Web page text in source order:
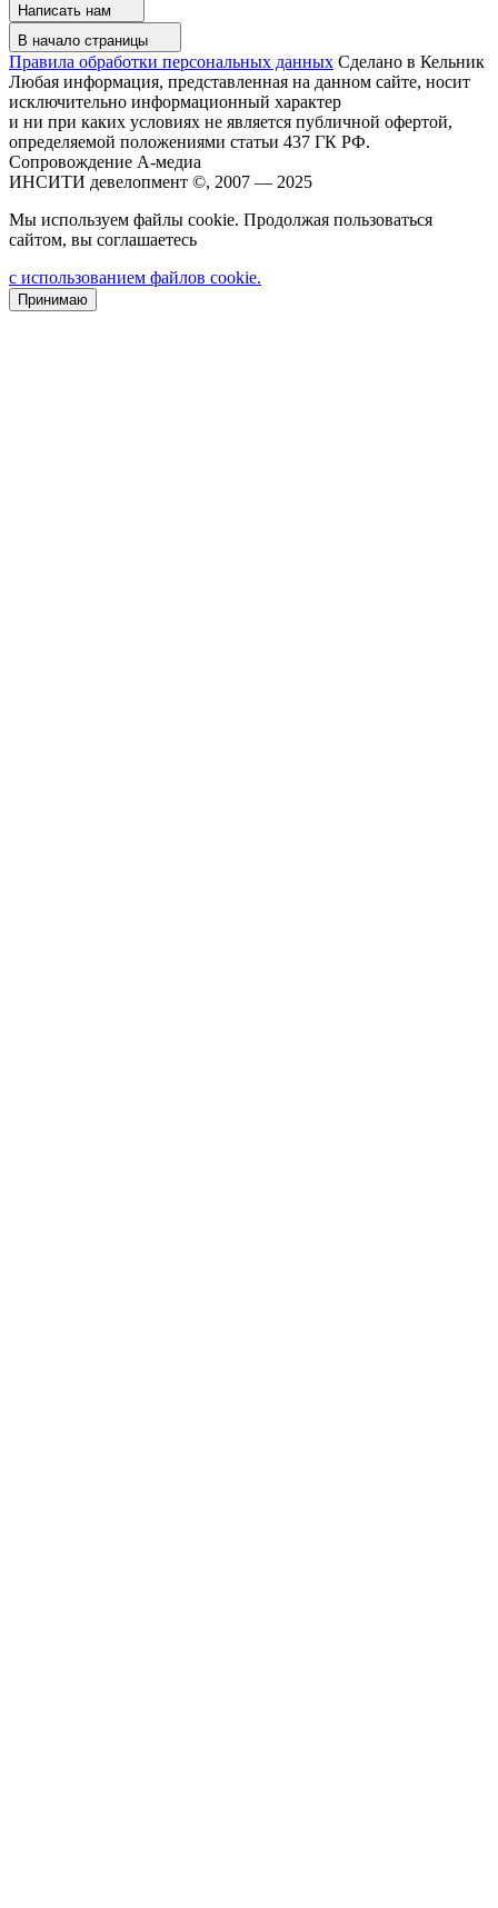
Написать нам
В начало страницы
Правила обработки персональных данных Сделано в Кельник
Любая информация, представленная на данном сайте, носит
исключительно информационный характер
и ни при каких условиях не является публичной офертой,
определяемой положениями статьи 437 ГК РФ.
Сопровождение А-медиа
ИНСИТИ девелопмент ©, 2007 — 2025
Мы используем файлы cookie. Продолжая пользоваться
сайтом, вы соглашаетесь
с использованием файлов cookie.
Принимаю